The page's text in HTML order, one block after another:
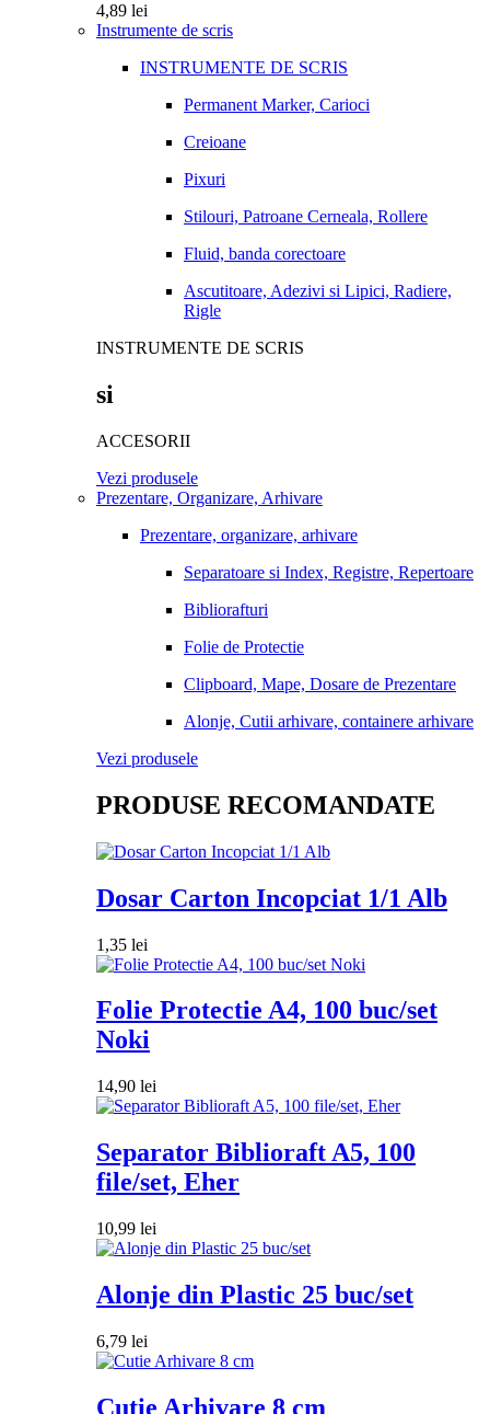
4,89 lei
Instrumente de scris
INSTRUMENTE DE SCRIS
Permanent Marker, Carioci
Creioane
Pixuri
Stilouri, Patroane Cerneala, Rollere
Fluid, banda corectoare
Ascutitoare, Adezivi si Lipici, Radiere,
Rigle
INSTRUMENTE DE SCRIS
si
ACCESORII
Vezi produsele
Prezentare, Organizare, Arhivare
Prezentare, organizare, arhivare
Separatoare si Index, Registre, Repertoare
Bibliorafturi
Folie de Protectie
Clipboard, Mape, Dosare de Prezentare
Alonje, Cutii arhivare, containere arhivare
Vezi produsele
PRODUSE RECOMANDATE
Dosar Carton Incopciat 1/1 Alb
1,35 lei
Folie Protectie A4, 100 buc/set
Noki
14,90 lei
Separator Biblioraft A5, 100
file/set, Eher
10,99 lei
Alonje din Plastic 25 buc/set
6,79 lei
Cutie Arhivare 8 cm